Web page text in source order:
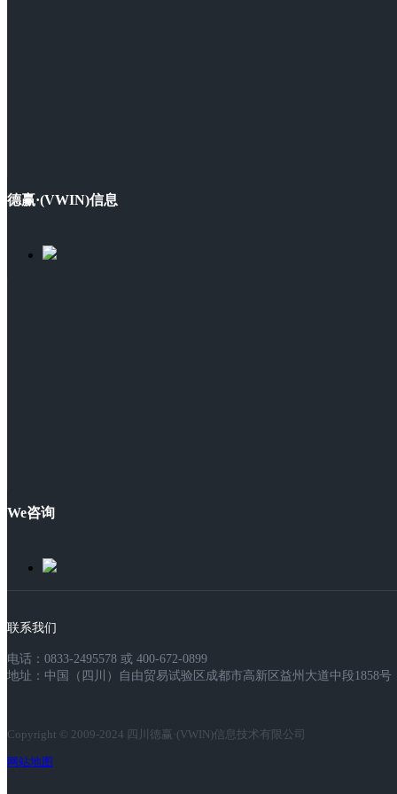
德赢·(VWIN)信息
We咨询
联系我们
电话：0833-2495578 或 400-672-0899
地址：中国（四川）自由贸易试验区成都市高新区益州大道中段1858号
Copyright © 2009-2024 四川德赢·(VWIN)信息技术有限公司
网站地图